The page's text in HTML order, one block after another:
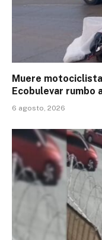
Muere
Ecobulevar rumbo
6 agosto, 2026